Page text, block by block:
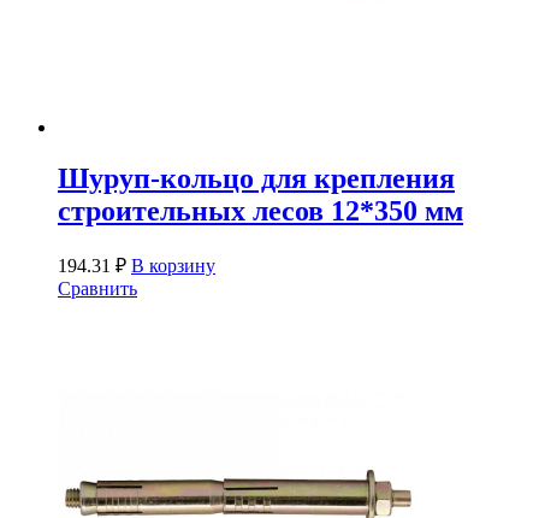
Шуруп-кольцо для крепления
строительных лесов 12*350 мм
194.31 ₽ В корзину
Сравнить